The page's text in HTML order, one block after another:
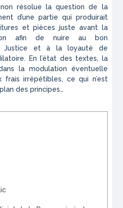
résolue la question de la
d’une partie qui produirait
et pièces juste avant la
afin de nuire au bon
Justice et à la loyauté de
En l’état des textes, la
la modulation éventuelle
frais irrépétibles, ce qui n’est
des principes…